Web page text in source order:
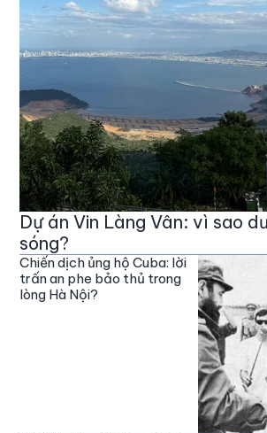
Dự án Vin Làng Vân: vì sao
sóng?
Chiến dịch ủng hộ Cuba: lời
trấn an phe bảo thủ trong
lòng Hà Nội?